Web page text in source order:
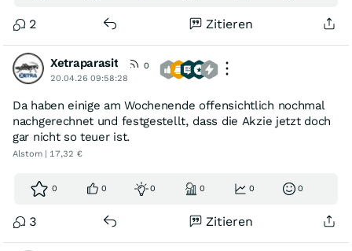
2 Zitieren
Xetraparasit
0
20.04.26 09:58:28
Da haben einige am Wochenende offensichtlich nochmal
nachgerechnet und festgestellt, dass die Akzie jetzt doch
gar nicht so teuer ist.
Alstom | 17,32 €
0 0 0 0 0 0
3 Zitieren